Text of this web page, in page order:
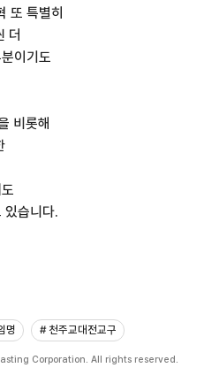
또 특별히
더
이기도
비롯해
있습니다.
명 # 천주교대전교구
Corporation. All rights reserved.